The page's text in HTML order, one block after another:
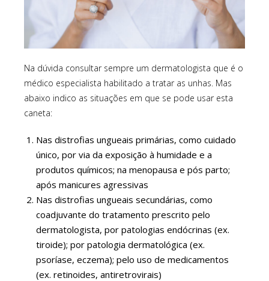
Na dúvida consultar sempre um dermatologista que é o
médico especialista habilitado a tratar as unhas. Mas
abaixo indico as situações em que se pode usar esta
caneta:
Nas distrofias ungueais primárias, como cuidado
único, por via da exposição à humidade e a
produtos químicos; na menopausa e pós parto;
após manicures agressivas
Nas distrofias ungueais secundárias, como
coadjuvante do tratamento prescrito pelo
dermatologista, por patologias endócrinas (ex.
tiroide); por patologia dermatológica (ex.
psoríase, eczema); pelo uso de medicamentos
(ex. retinoides, antiretrovirais)